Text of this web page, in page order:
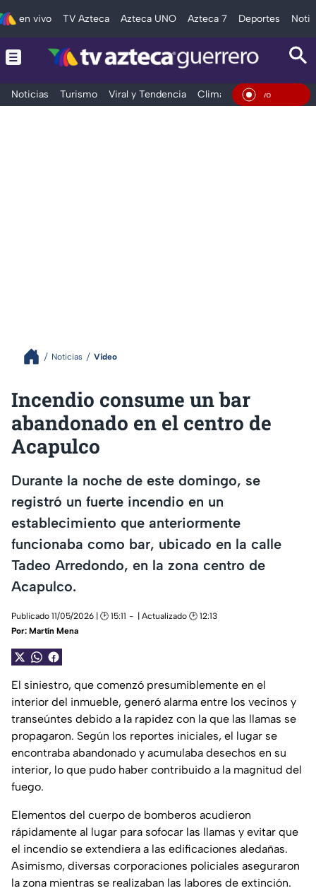
en vivo TV Azteca Azteca UNO Azteca 7 Deportes
Noticias Turismo Viral y Tendencia Clima Deportes En
Noticias Video
Incendio consume un bar
abandonado en el centro de
Acapulco
Durante la noche de este domingo, se
registró un fuerte incendio en un
establecimiento que anteriormente
funcionaba como bar, ubicado en la calle
Tadeo Arredondo, en la zona centro de
Acapulco.
Publicado 11/05/2026 | 🕑 15:11
| Actualizado 🕑 12:13
Por: Martín Mena
El siniestro, que comenzó presumiblemente en el
interior del inmueble, generó alarma entre los vecinos y
transeúntes debido a la rapidez con la que las llamas se
propagaron. Según los reportes iniciales, el lugar se
encontraba abandonado y acumulaba desechos en su
interior, lo que pudo haber contribuido a la magnitud del
fuego.
Elementos del cuerpo de bomberos acudieron
rápidamente al lugar para sofocar las llamas y evitar que
el incendio se extendiera a las edificaciones aledañas.
Asimismo, diversas corporaciones policiales aseguraron
la zona mientras se realizaban las labores de extinción.